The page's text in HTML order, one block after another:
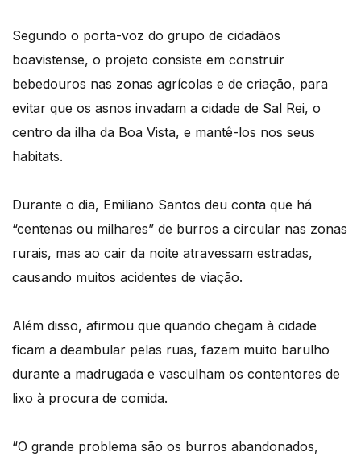
Segundo o porta-voz do grupo de cidadãos
boavistense, o projeto consiste em construir
bebedouros nas zonas agrícolas e de criação, para
evitar que os asnos invadam a cidade de Sal Rei, o
centro da ilha da Boa Vista, e mantê-los nos seus
habitats.
Durante o dia, Emiliano Santos deu conta que há
“centenas ou milhares” de burros a circular nas zonas
rurais, mas ao cair da noite atravessam estradas,
causando muitos acidentes de viação.
Além disso, afirmou que quando chegam à cidade
ficam a deambular pelas ruas, fazem muito barulho
durante a madrugada e vasculham os contentores de
lixo à procura de comida.
“O grande problema são os burros abandonados,